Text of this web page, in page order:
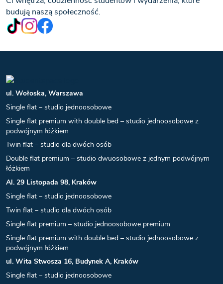
budują naszą społeczność.
ul. Wołoska, Warszawa
Single flat – studio jednoosobowe
Single flat premium with double bed – studio jednoosobowe z
podwójnym łóżkiem
Twin flat – studio dla dwóch osób
Double flat premium – studio dwuosobowe z jednym podwójnym
łóżkiem
Al. 29 Listopada 98, Kraków
Single flat – studio jednoosobowe
Twin flat – studio dla dwóch osób
Single flat premium – studio jednoosobowe premium
Single flat premium with double bed – studio jednoosobowe z
podwójnym łóżkiem
ul. Wita Stwosza 16, Budynek A, Kraków
Single flat – studio jednoosobowe